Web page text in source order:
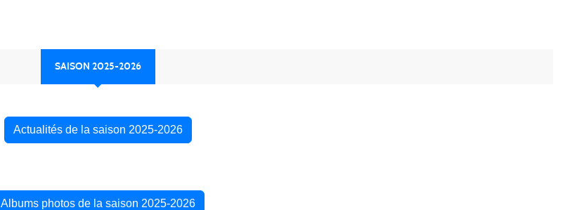
SAISON 2025-2026
Actualités de la saison 2025-2026
Albums photos de la saison 2025-2026